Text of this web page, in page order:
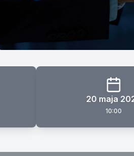
20 maja
10:00